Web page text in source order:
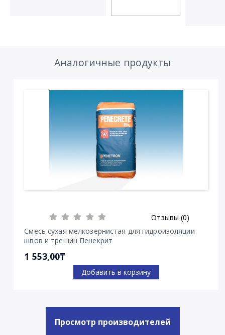
Аналогичные продукты
Отзывы (0)
Смесь сухая мелкозернистая для гидроизоляции
швов и трещин Пенекрит
1 553,00₸
Добавить в корзину
Просмотр производителей